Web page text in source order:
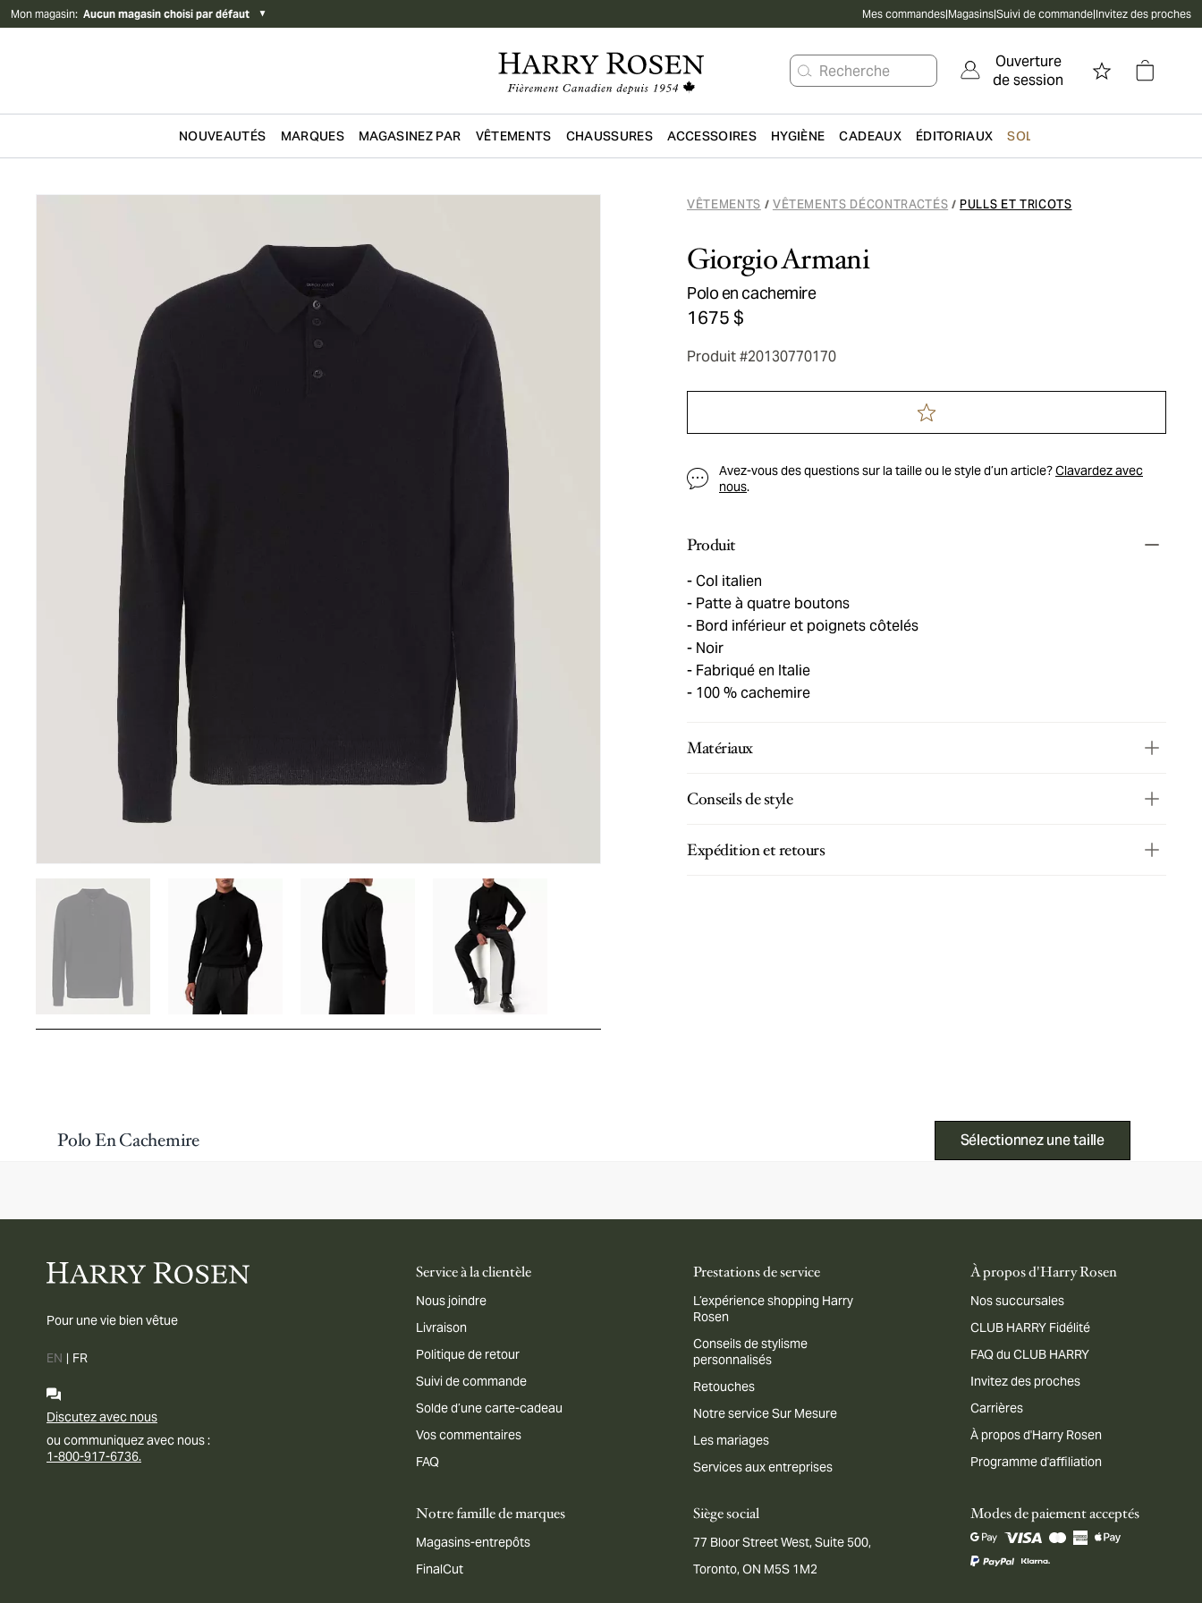
Mon magasin: Aucun magasin choisi par défaut ▼ Mes commandes|Magasins|Suivi de commande|Invitez des proches
Recherche
Ouverture
de session
Passer au contenu principal
NOUVEAUTÉS MARQUES MAGASINEZ PAR VÊTEMENTS CHAUSSURES ACCESSOIRES HYGIÈNE CADEAUX ÉDITORIAUX SOLDES
VÊTEMENTS / VÊTEMENTS DÉCONTRACTÉS / PULLS ET TRICOTS
Giorgio Armani
Polo en cachemire
1675 $
Produit #20130770170
Avez-vous des questions sur la taille ou le style d’un article?Clavardez avec
nous.
Produit
Col italien
Patte à quatre boutons
Bord inférieur et poignets côtelés
Noir
Fabriqué en Italie
100 % cachemire
Matériaux
Conseils de style
Expédition et retours
Polo En Cachemire Sélectionnez une taille
Pour une vie bien vêtue
EN | FR
Discutez avec nous
ou communiquez avec nous :
1-800-917-6736.
Service à la clientèle
Nous joindre
Livraison
Politique de retour
Suivi de commande
Solde d’une carte-cadeau
Vos commentaires
FAQ
Prestations de service
L’expérience shopping Harry
Rosen
Conseils de stylisme
personnalisés
Retouches
Notre service Sur Mesure
Les mariages
Services aux entreprises
À propos d'Harry Rosen
Nos succursales
CLUB HARRY Fidélité
FAQ du CLUB HARRY
Invitez des proches
Carrières
À propos d'Harry Rosen
Programme d'affiliation
Notre famille de marques
Magasins-entrepôts
FinalCut
Siège social
77 Bloor Street West, Suite 500,
Toronto, ON M5S 1M2
Modes de paiement acceptés